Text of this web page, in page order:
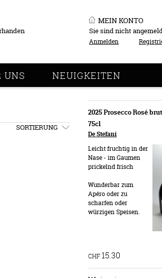
MEIN KONTO
Sie sind nicht
Anmelden
UNS NEUIGKEITEN
SORTIERUNG
2025 Prosecco Rosé
75cl
De Stefani
Leicht fruchtig in der
Nase - im Gaumen
prickelnd frisch
Wunderbar zum
Apéro oder zu
scharfen oder
würzigen Speisen.
CHF15.30